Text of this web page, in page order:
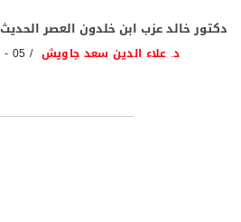
دكتور خالد عزب ابن خلدون العصر الحديث
د. علاء الدين سعد جاويش 05 - 08 - 2026